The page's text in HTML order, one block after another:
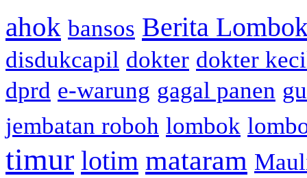
ahok bansos Berita
disdukcapil dokter dokter
dprd e-warung gagal panen
jembatan roboh lombok
timur lotim mataram